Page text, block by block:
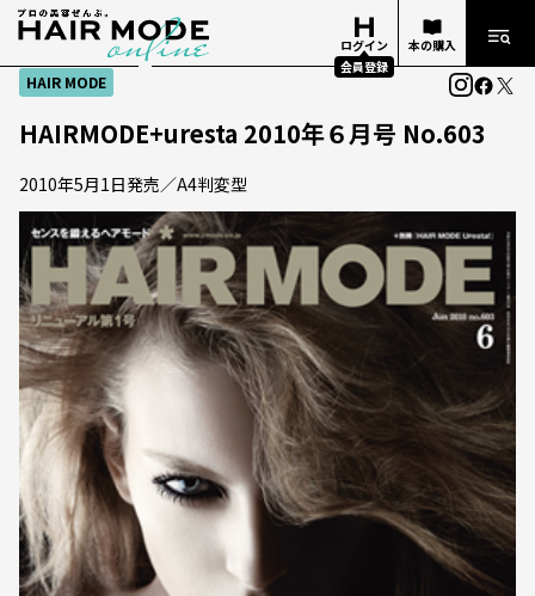
ログイン
会員登録
本の購入
HAIR MODE
HAIRMODE+uresta 2010年６月号 No.603
2010年5月1日発売／A4判変型